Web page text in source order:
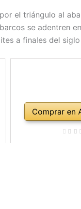
el triángulo al
se adentren
a finales del siglo
Comprar en